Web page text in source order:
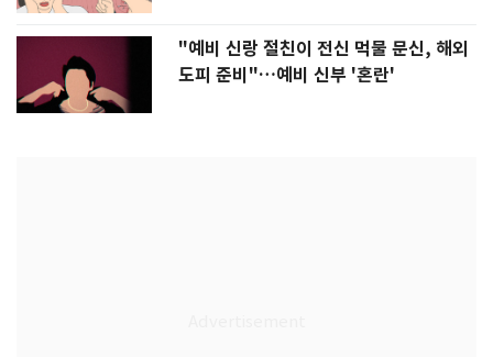
"예비 신랑 절친이 전신 먹물 문신, 해외
도피 준비"…예비 신부 '혼란'